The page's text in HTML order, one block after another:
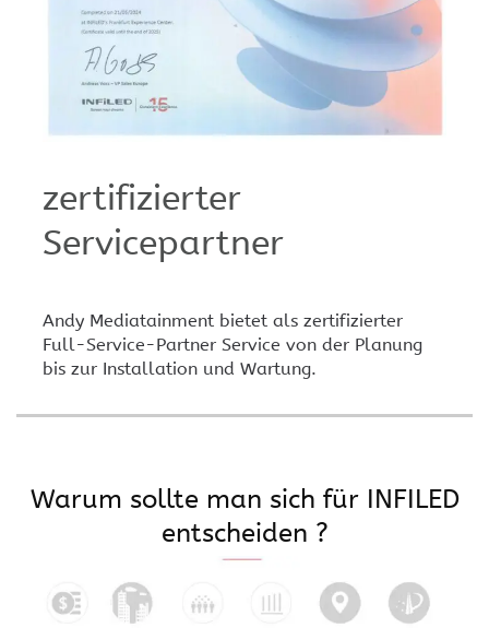
zertifizierter
Servicepartner
Andy Mediatainment bietet als zertifizierter
Full-Service-Partner Service von der Planung
bis zur Installation und Wartung.
Warum sollte man sich für INFILED
entscheiden ?